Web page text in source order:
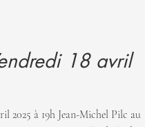
18 avril
Michel Pilc au